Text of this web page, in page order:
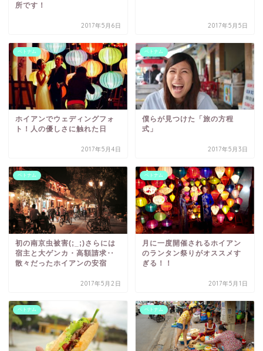
所です！
2017年5月6日 2017年5月5日
ベトナム
ホイアンでウェディングフォ
ト！人の優しさに触れた日
2017年5月4日
ベトナム
僕らが見つけた「旅の方程
式」
2017年5月3日
ベトナム
初の南京虫被害(;_;)さらには
宿主と大ゲンカ・高額請求‥
散々だったホイアンの安宿
2017年5月2日
ベトナム
月に一度開催されるホイアン
のランタン祭りがオススメす
ぎる！！
2017年5月1日
ベトナム ベトナム